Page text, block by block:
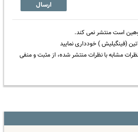
ارسال
است منتشر نمی کند.
(فینگیلیش ) خودداری نمایید
مشابه با نظرات منتشر شده، از مثبت و منفی